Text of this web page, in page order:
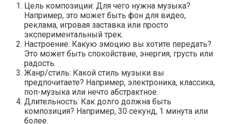
Цель композиции: Для чего нужна музыка?
Например, это может быть фон для видео,
реклама, игровая заставка или просто
экспериментальный трек.
Настроение: Какую эмоцию вы хотите передать?
Это может быть спокойствие, энергия, грусть или
радость.
Жанр/стиль: Какой стиль музыки вы
предпочитаете? Например, электроника, классика,
поп-музыка или нечто абстрактное.
Длительность: Как долго должна быть
композиция? Например, 30 секунд, 1 минута или
более.